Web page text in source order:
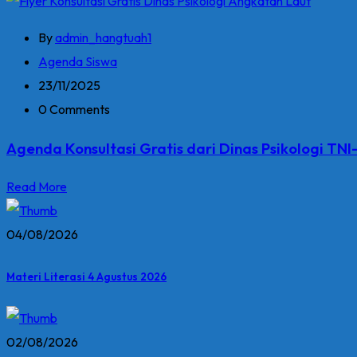
Byadmin_hangtuah1
Agenda Siswa
23/11/2025
0 Comments
Agenda Konsultasi Gratis dari Dinas Psikologi
Read More
04/08/2026
Materi Literasi 4 Agustus 2026
02/08/2026